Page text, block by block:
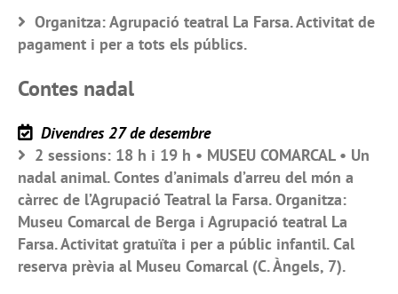
Organitza: Agrupació teatral La Farsa. Activitat de
pagament i per a tots els públics.
Contes nadal
Divendres 27 de desembre
2 sessions: 18 h i 19 h • MUSEU COMARCAL • Un
nadal animal. Contes d’animals d’arreu del món a
càrrec de l’Agrupació Teatral la Farsa. Organitza:
Museu Comarcal de Berga i Agrupació teatral La
Farsa. Activitat gratuïta i per a públic infantil. Cal
reserva prèvia al Museu Comarcal (C. Àngels, 7).